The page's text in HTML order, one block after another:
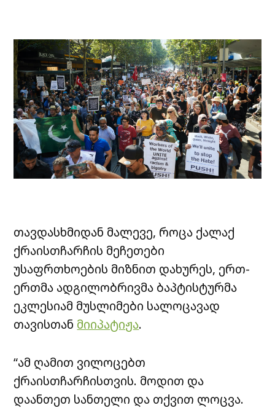
თავდასხმიდან მალევე, როცა ქალაქ
ქრაისთჩარჩის მეჩეთები
უსაფრთხოების მიზნით დახურეს, ერთ-
ერთმა ადგილობრივმა ბაპტისტურმა
ეკლესიამ მუსლიმები სალოცავად
თავისთან მიიპატიჟა.
“ამ ღამით ვილოცებთ
ქრაისთჩარჩისთვის. მოდით და
დაანთეთ სანთელი და თქვით ლოცვა.